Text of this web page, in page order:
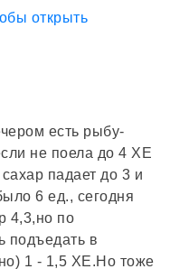
есть рыбу-
не поела до 4 ХЕ
падает до 3 и
6 ед., сегодня
4,3,но по
подъедать в
1 - 1,5 ХЕ.Но тоже